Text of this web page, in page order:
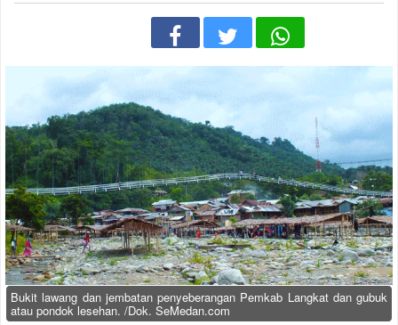
Bukit lawang dan jembatan penyeberangan Pemkab Langkat dan gubuk
atau pondok lesehan. /Dok. SeMedan.com